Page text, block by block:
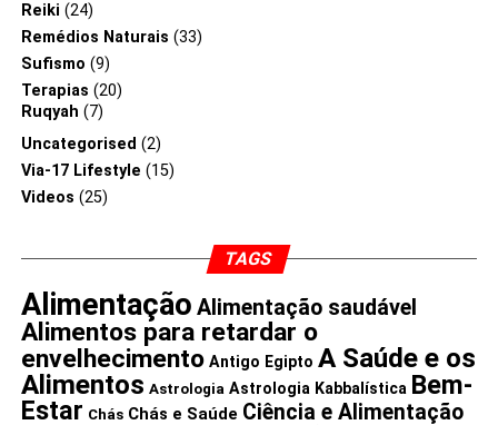
Reiki (24)
Remédios Naturais (33)
Sufismo (9)
Terapias (20)
Ruqyah (7)
Uncategorised (2)
Via-17 Lifestyle (15)
Videos (25)
TAGS
Alimentação Alimentação saudável
Alimentos para retardar o
envelhecimento Antigo Egipto A Saúde e os
Alimentos Astrologia Astrologia Kabbalística Bem-
Estar Chás Chás e Saúde Ciência e Alimentação